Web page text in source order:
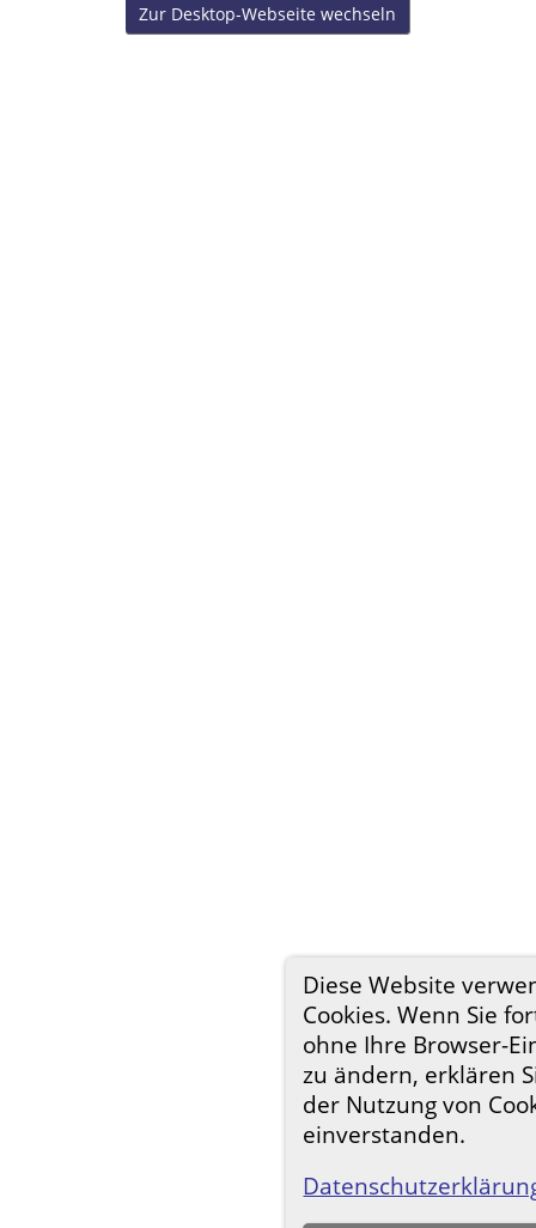
Diese Website
Cookies. Wenn Sie
ohne Ihre Browser-
zu ändern, erklären
der Nutzung von
einverstanden.
Zur Desktop-Webseite wechseln